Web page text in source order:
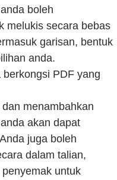
boleh
melukis secara bebas
garisan, bentuk
anda.
PDF yang
menambahkan
akan dapat
juga boleh
dalam talian,
untuk